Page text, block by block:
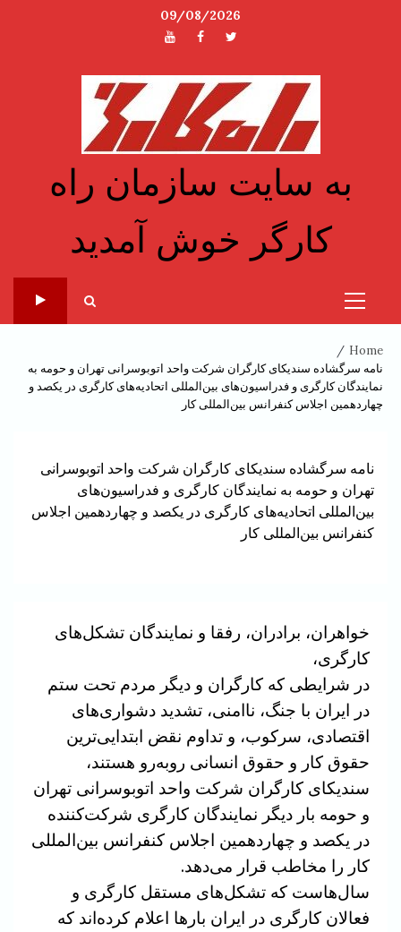
09/08/2026
توئیترفیسبوکیوتیوب
به سایت سازمان راه
کارگر خوش آمدید
Primary
Home
نامه سرگشاده سندیکای کارگران شرکت واحد اتوبوسرانی تهران و حومه به
نمایندگان کارگری و فدراسیون‌های بین‌المللی اتحادیه‌های کارگری در یکصد و
چهاردهمین اجلاس کنفرانس بین‌المللی کار
نامه سرگشاده سندیکای کارگران شرکت واحد اتوبوسرانی
تهران و حومه به نمایندگان کارگری و فدراسیون‌های
بین‌المللی اتحادیه‌های کارگری در یکصد و چهاردهمین اجلاس
کنفرانس بین‌المللی کار
خواهران، برادران، رفقا و نمایندگان تشکل‌های
کارگری،
در شرایطی که کارگران و دیگر مردم تحت ستم
در ایران با جنگ، ناامنی، تشدید دشواری‌های
اقتصادی، سرکوب، و تداوم نقض ابتدایی‌ترین
حقوق کار و حقوق انسانی روبه‌رو هستند،
سندیکای کارگران شرکت واحد اتوبوسرانی تهران
و حومه بار دیگر نمایندگان کارگری شرکت‌کننده
در یکصد و چهاردهمین اجلاس کنفرانس بین‌المللی
کار را مخاطب قرار می‌دهد.
سال‌هاست که تشکل‌های مستقل کارگری و
فعالان کارگری در ایران بارها اعلام کرده‌اند که